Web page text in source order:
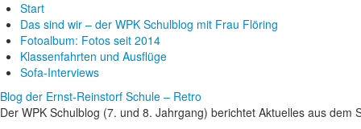
Start
Das sind wir – der WPK Schulblog mit Frau Flöring
Fotoalbum: Fotos seit 2014
Klassenfahrten und Ausflüge
Sofa-Interviews
Blog der Ernst-Reinstorf Schule – Retro
Der WPK Schulblog (7. und 8. Jahrgang) berichtet Aktuelles aus dem